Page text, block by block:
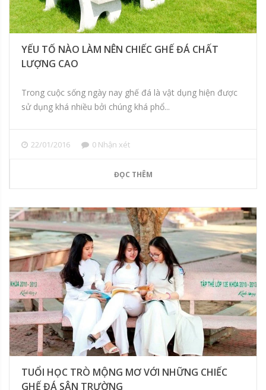
YẾU TỐ NÀO LÀM NÊN CHIẾC GHẾ ĐÁ CHẤT
LƯỢNG CAO
Trong cuộc sống ngày nay ghế đá là vật dụng hiện được
sử dụng khá nhiều bởi chúng khá phổ...
22/01/2016 0 Nhận xét
ĐỌC THÊM
TUỔI HỌC TRÒ MỘNG MƠ VỚI NHỮNG CHIẾC
GHẾ ĐÁ SÂN TRƯỜNG